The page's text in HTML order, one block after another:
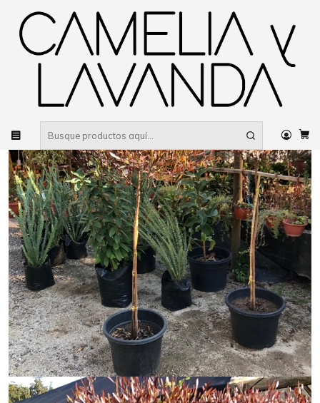
Inicio Planta Plantas Decorativas Stenocarpus pie alto